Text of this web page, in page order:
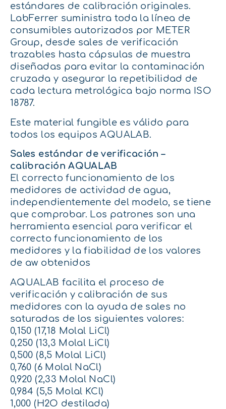
estándares de calibración originales.
LabFerrer suministra toda la línea de
consumibles autorizados por METER
Group, desde sales de verificación
trazables hasta cápsulas de muestra
diseñadas para evitar la contaminación
cruzada y asegurar la repetibilidad de
cada lectura metrológica bajo norma ISO
18787.
Este material fungible es válido para
todos los equipos AQUALAB.
Sales estándar de verificación –
calibración AQUALAB
El correcto funcionamiento de los
medidores de actividad de agua,
independientemente del modelo, se tiene
que comprobar. Los patrones son una
herramienta esencial para verificar el
correcto funcionamiento de los
medidores y la fiabilidad de los valores
de aw obtenidos
AQUALAB facilita el proceso de
verificación y calibración de sus
medidores con la ayuda de sales no
saturadas de los siguientes valores:
0,150 (17,18 Molal LiCl)
0,250 (13,3 Molal LiCl)
0,500 (8,5 Molal LiCl)
0,760 (6 Molal NaCl)
0,920 (2,33 Molal NaCl)
0,984 (5,5 Molal KCl)
1,000 (H2O destilada)